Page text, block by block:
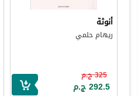
أنوثة
ريهام حلمي
325 ج.م
292.5 ج.م